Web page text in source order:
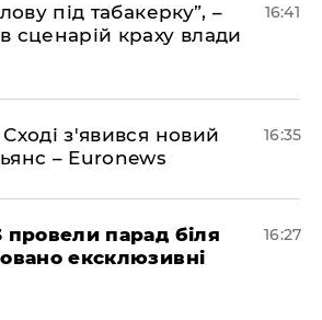
під табакерку”, –
сценарій краху влади
16:41
з'явився новий
– Euronews
16:35
провели парад біля
ексклюзивні
16:27